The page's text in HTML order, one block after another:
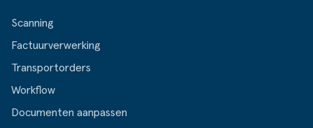
Scanning
Factuurverwerking
Transportorders
Workflow
Documenten aanpassen